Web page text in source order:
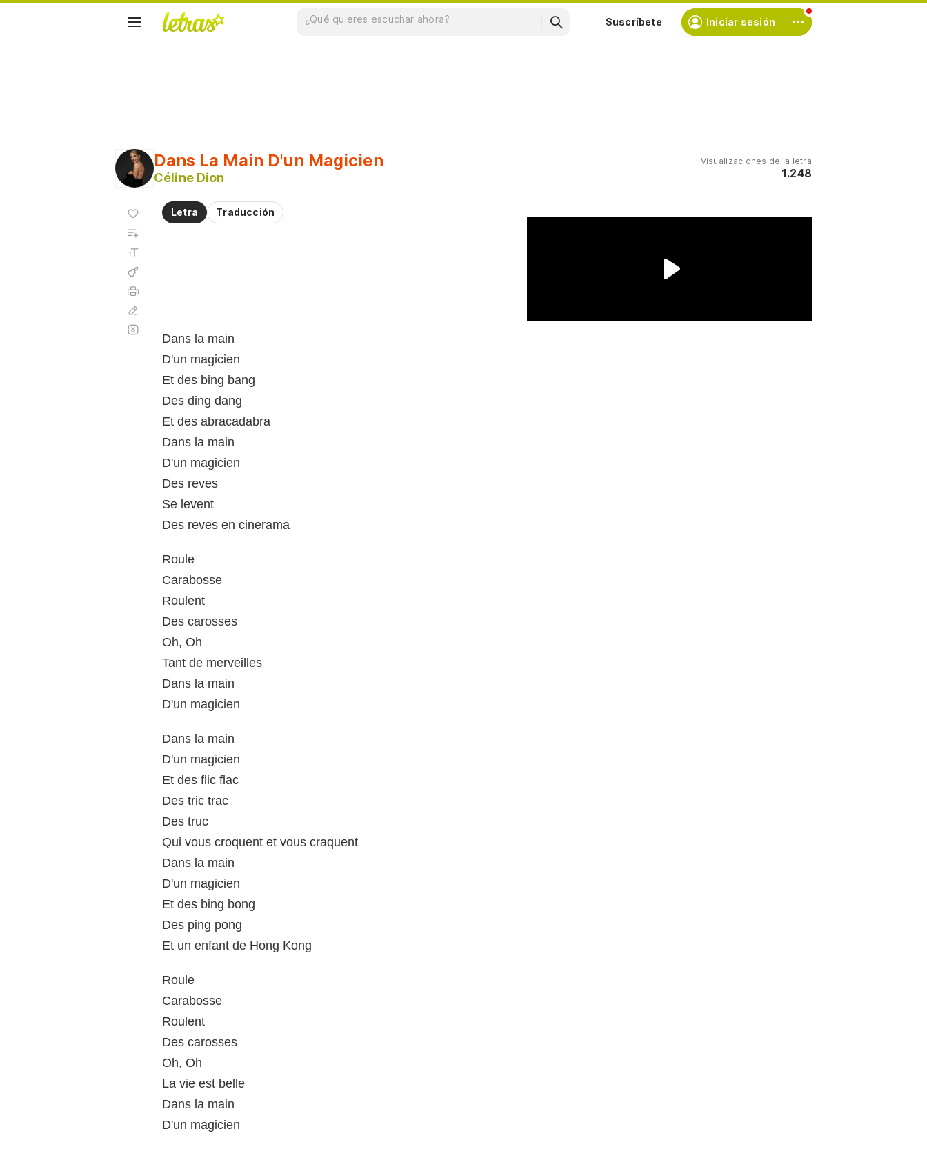
Suscríbete Iniciar sesión
Visualizaciones de la letra
1.248
Dans La Main D'un Magicien
Céline Dion
Letra Traducción
Dans la main
D'un magicien
Et des bing bang
Des ding dang
Et des abracadabra
Dans la main
D'un magicien
Des reves
Se levent
Des reves en cinerama
Roule
Carabosse
Roulent
Des carosses
Oh, Oh
Tant de merveilles
Dans la main
D'un magicien
Dans la main
D'un magicien
Et des flic flac
Des tric trac
Des truc
Qui vous croquent et vous craquent
Dans la main
D'un magicien
Et des bing bong
Des ping pong
Et un enfant de Hong Kong
Roule
Carabosse
Roulent
Des carosses
Oh, Oh
La vie est belle
Dans la main
D'un magicien
Agregar
favoritos
Agregar
automático